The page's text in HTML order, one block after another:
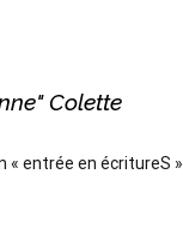
Colette
« entrée en écritureS »